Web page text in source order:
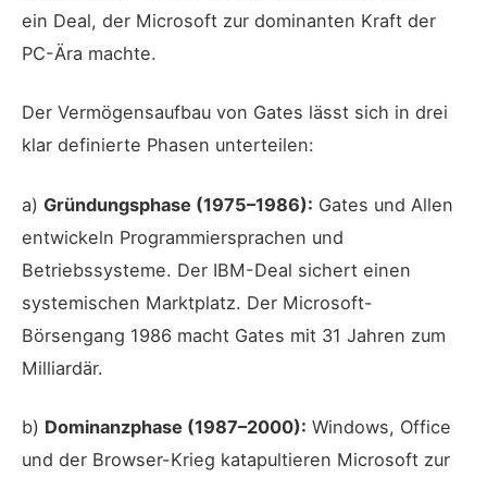
ein Deal, der Microsoft zur dominanten Kraft der
PC-Ära machte.
Der Vermögensaufbau von Gates lässt sich in drei
klar definierte Phasen unterteilen:
a) Gründungsphase (1975–1986): Gates und Allen
entwickeln Programmiersprachen und
Betriebssysteme. Der IBM-Deal sichert einen
systemischen Marktplatz. Der Microsoft-
Börsengang 1986 macht Gates mit 31 Jahren zum
Milliardär.
b) Dominanzphase (1987–2000): Windows, Office
und der Browser-Krieg katapultieren Microsoft zur